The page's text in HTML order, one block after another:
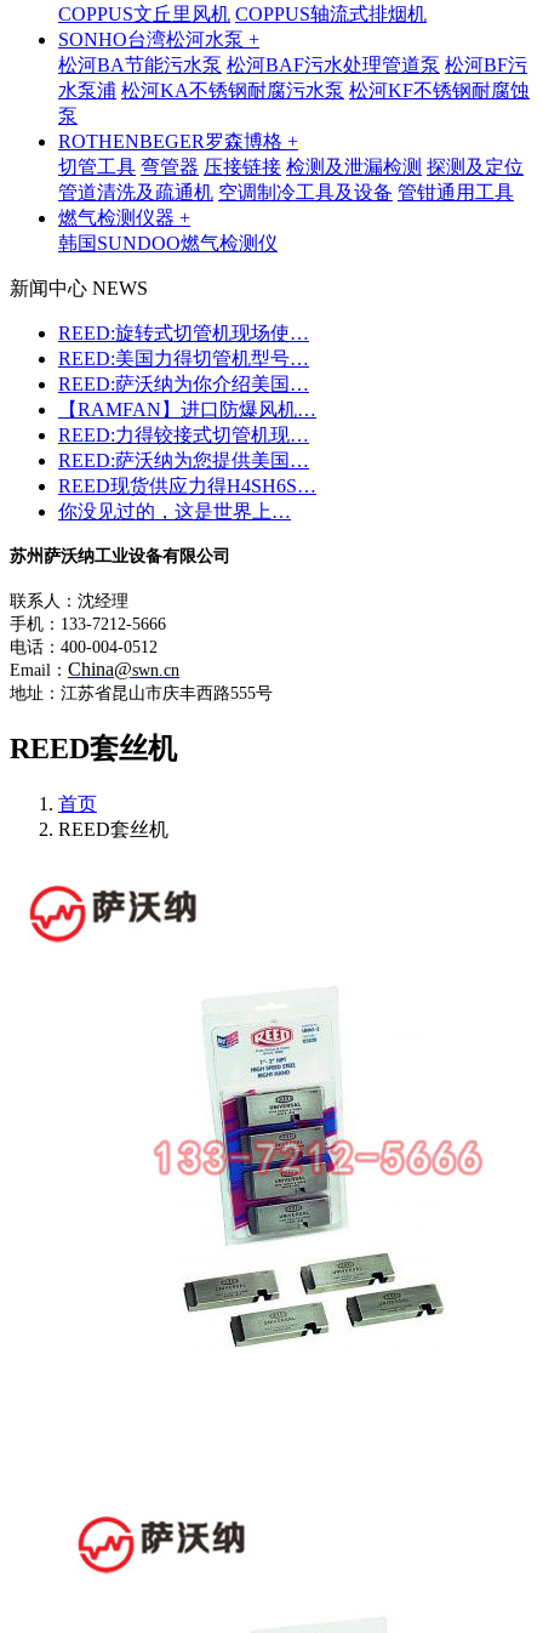
COPPUS文丘里风机 COPPUS轴流式排烟机
SONHO台湾松河水泵 +
松河BA节能污水泵 松河BAF污水处理管道泵 松河BF污
水泵浦 松河KA不锈钢耐腐污水泵 松河KF不锈钢耐腐蚀
泵
ROTHENBEGER罗森博格 +
切管工具 弯管器 压接链接 检测及泄漏检测 探测及定位
管道清洗及疏通机 空调制冷工具及设备 管钳通用工具
燃气检测仪器 +
韩国SUNDOO燃气检测仪
新闻中心 NEWS
REED:旋转式切管机现场使…
REED:美国力得切管机型号…
REED:萨沃纳为你介绍美国…
【RAMFAN】进口防爆风机…
REED:力得铰接式切管机现…
REED:萨沃纳为您提供美国…
REED现货供应力得H4SH6S…
你没见过的，这是世界上…
苏州萨沃纳工业设备有限公司
联系人：沈经理
手机：133-7212-5666
电话：400-004-0512
Email： China@swn.cn
地址：江苏省昆山市庆丰西路555号
REED套丝机
首页
REED套丝机